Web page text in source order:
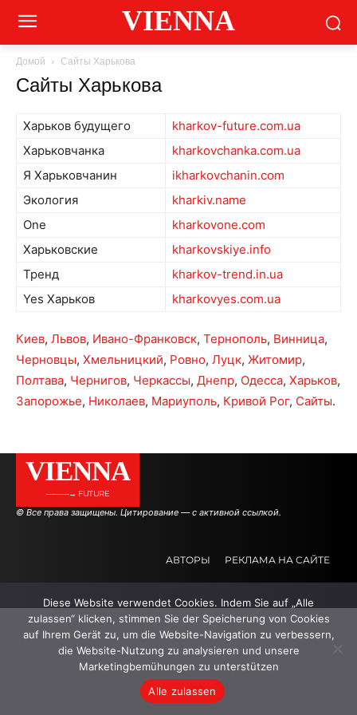
VIENNA
Домой Сайты Харькова
Сайты Харькова
Харьков будущего
kharkov-future.com.ua
Харьковчанка
kharkovchanka.com.ua
Я Харьковчанин
ikharkovchanin.com
Экология
kharkiv.name
One
kharkovone.com
Харьковские
kharkovskiye.info
Тренд
kharkov-trend.in.ua
Yes Харьков
kharkovyes.com.ua
Киев, Львов, Ивано-Франковск, Тернополь, Винница,
Черновцы, Хмельницкий, Ровно, Луцк, Житомир,
Полтава, Чернигов, Черкассы, Днепр, Одесса, Харьков,
Запорожье, Николаев, Мариуполь, Кривой Рог, Сайты.
VIENNA
———→ FUTURE
© Все права защищены. Цитирование — с активной ссылкой.
АВТОРЫ РЕКЛАМА НА САЙТЕ
Diese Website verwendet Cookies. Indem Sie auf „Alle
zulassen“ klicken, stimmen Sie der Speicherung von Cookies
auf Ihrem Gerät zu, um die Website-Navigation zu verbessern,
die Website-Nutzung zu analysieren und unsere
Marketingbemühungen zu unterstützen
Alle zulassen